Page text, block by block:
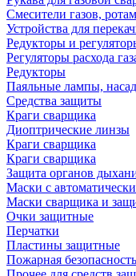
Смесители газов,
Устройства для
Редукторы и
Регуляторы расхода
Редукторы
Паяльные лампы,
Средства защиты
Краги сварщика
Диоптрические линзы
Краги сварщика
Краги сварщика
Защита органов
Маски с
Маски сварщика и
Очки защитные
Перчатки
Пластины защитные
Пожарная безопасность